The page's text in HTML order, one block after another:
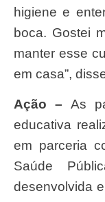
higiene e
boca. Gostei
manter esse
em casa”,
Ação – As
educativa
em parceria
Saúde
desenvolvida